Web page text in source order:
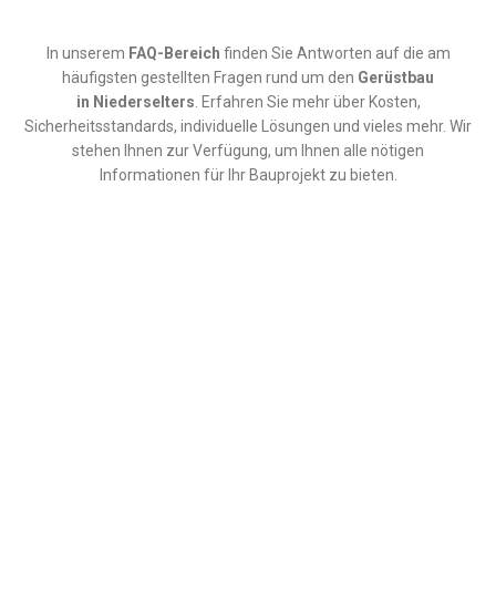
In unserem FAQ-Bereich finden Sie Antworten auf die am
häufigsten gestellten Fragen rund um den Gerüstbau
in Niederselters . Erfahren Sie mehr über Kosten,
Sicherheitsstandards, individuelle Lösungen und vieles mehr. Wir
stehen Ihnen zur Verfügung, um Ihnen alle nötigen
Informationen für Ihr Bauprojekt zu bieten.